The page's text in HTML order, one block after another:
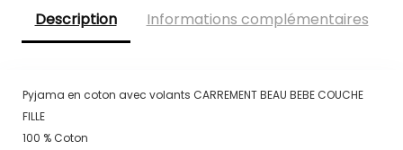
Description Informations complémentaires
Pyjama en coton avec volants CARREMENT BEAU BEBE COUCHE
FILLE
100 % Coton